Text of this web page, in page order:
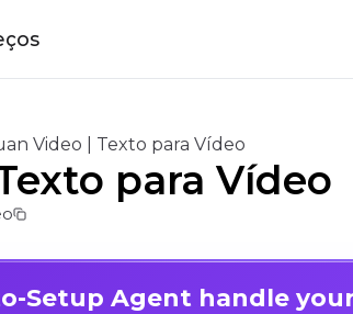
Video | Texto para Vídeo
para Vídeo
Setup Agent handle